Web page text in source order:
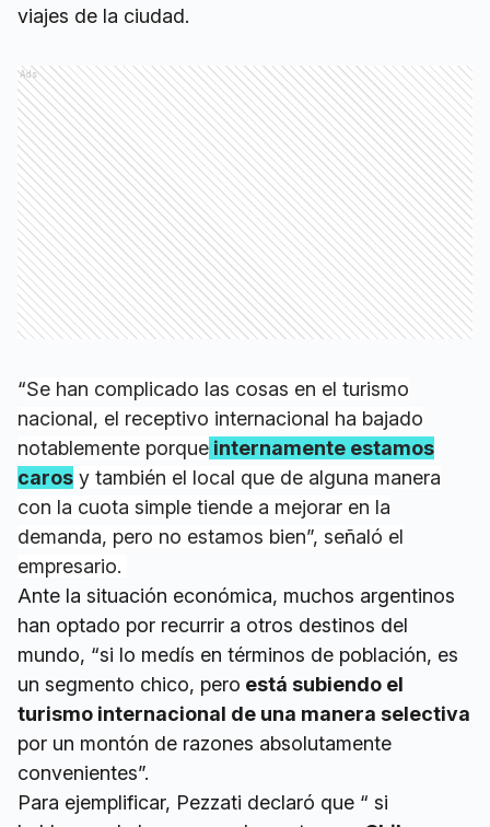
viajes de la ciudad.
Ads
“Se han complicado las cosas en el turismo
nacional, el receptivo internacional ha bajado
notablemente porque internamente estamos
caros y también el local que de alguna manera
con la cuota simple tiende a mejorar en la
demanda, pero no estamos bien”, señaló el
empresario.
Ante la situación económica, muchos argentinos
han optado por recurrir a otros destinos del
mundo, “si lo medís en términos de población, es
un segmento chico, pero está subiendo el
turismo internacional de una manera selectiva
por un montón de razones absolutamente
convenientes”.
Para ejemplificar, Pezzati declaró que “ si